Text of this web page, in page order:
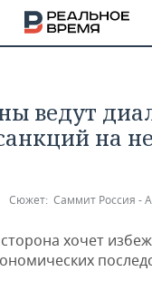
ДОХОДАХ
ПФО
ведут
на
Сюжет: Саммит Россия -
хочет